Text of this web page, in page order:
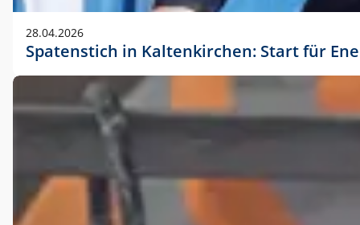
28.04.2026
Spatenstich in Kaltenkirchen: Start für